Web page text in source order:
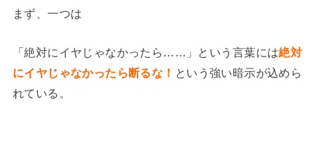
まず、一つは
「絶対にイヤじゃなかったら……」という言葉には絶対
にイヤじゃなかったら断るな！ という強い暗示が込めら
れている。